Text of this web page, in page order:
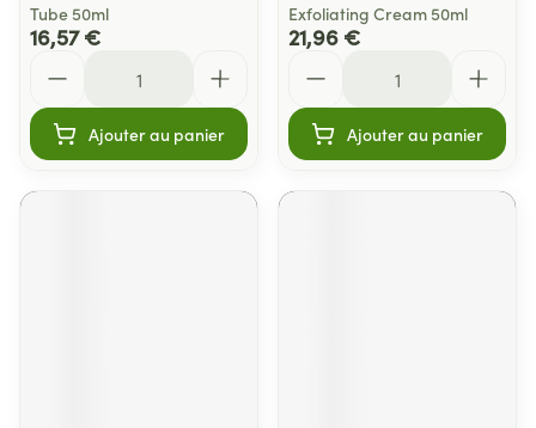
Tube 50ml
16,57 €
Ajouter au panier
Exfoliating Cream 50ml
21,96 €
Ajouter au panier